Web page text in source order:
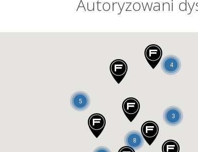
Autoryzowani
8
4
5
3